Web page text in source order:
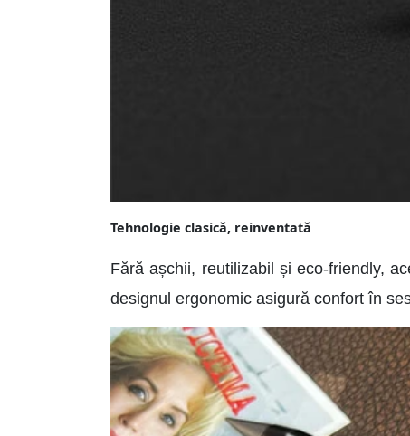
Tehnologie clasică, reinventată
Fără așchii, reutilizabil și eco-friendly,
designul ergonomic asigură confort în